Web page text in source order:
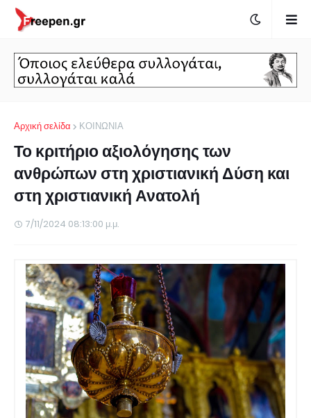
Αρχική σελίδα ΚΟΙΝΩΝΙΑ
Το κριτήριο αξιολόγησης των
ανθρώπων στη χριστιανική Δύση και
στη χριστιανική Ανατολή
7/11/2024 08:13:00 μ.μ.